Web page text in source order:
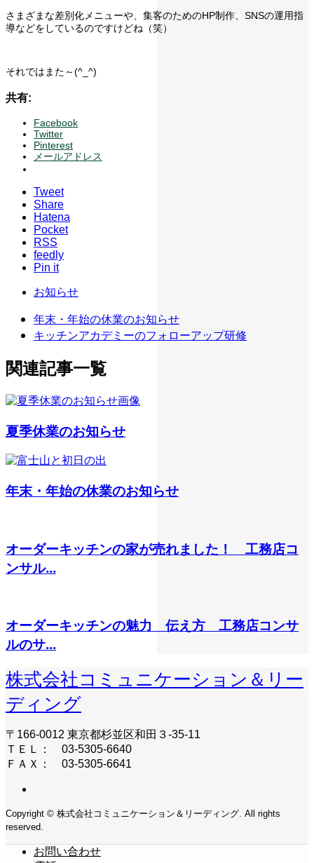
さまざまな差別化メニューや、集客のためのHP制作、SNSの運用指
導などをしているのですけどね（笑）
それではまた～(^_^)
共有:
Facebook
Twitter
Pinterest
メールアドレス
Tweet
Share
Hatena
Pocket
RSS
feedly
Pin it
お知らせ
年末・年始の休業のお知らせ
キッチンアカデミーのフォローアップ研修
関連記事一覧
夏季休業のお知らせ
年末・年始の休業のお知らせ
オーダーキッチンの家が売れました！ 工務店コ
ンサル...
オーダーキッチンの魅力 伝え方 工務店コンサ
ルのサ...
株式会社コミュニケーション＆リー
ディング
〒166-0012 東京都杉並区和田３-35-11
ＴＥＬ： 03-5305-6640
ＦＡＸ： 03-5305-6641
Copyright © 株式会社コミュニケーション＆リーディング. All rights
reserved.
お問い合わせ